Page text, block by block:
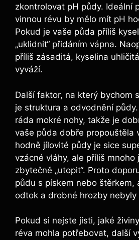
zkontrolovat ‌pH půdy. Ideální
vinnou révu by mělo mít pH
Pokud je vaše půda⁣ příliš
„uklidnit“ přidáním vápna.
příliš zásaditá, kyselina
vyváží.
Další faktor, na který bychom
je struktura a odvodnění
ráda mokré nohy, takže je
vaše půda⁤ dobře propouštěla
hodně jílovité půdy je sice
vzácné⁢ vláhy, ale příliš mnoho
zbytečně „utopit“. Proto
půdu s pískem nebo štěrkem,
odtok a‌ drobné hrozby⁤ nebyly
Pokud si nejste jisti, jaké
réva mohla potřebovat, další